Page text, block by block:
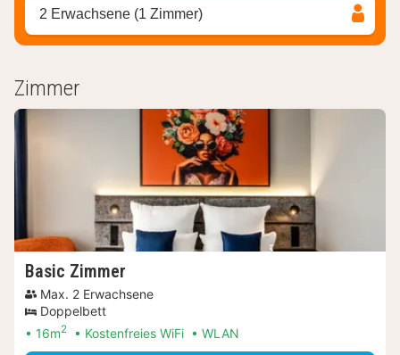
2 Erwachsene (1 Zimmer)
Zimmer
Basic Zimmer
Max. 2 Erwachsene
Doppelbett
16m2 Kostenfreies WiFi WLAN